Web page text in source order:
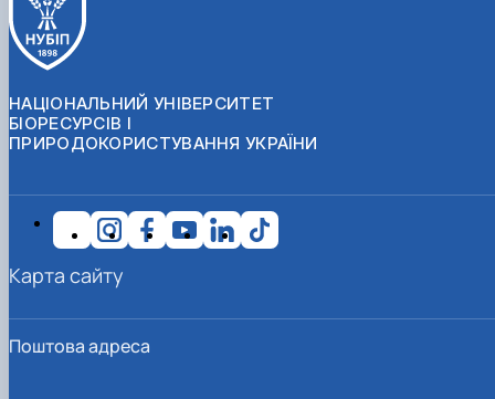
НАЦІОНАЛЬНИЙ УНІВЕРСИТЕТ
БІОРЕСУРСІВ І
ПРИРОДОКОРИСТУВАННЯ УКРАЇНИ
Поштова адреса
Карта сайту